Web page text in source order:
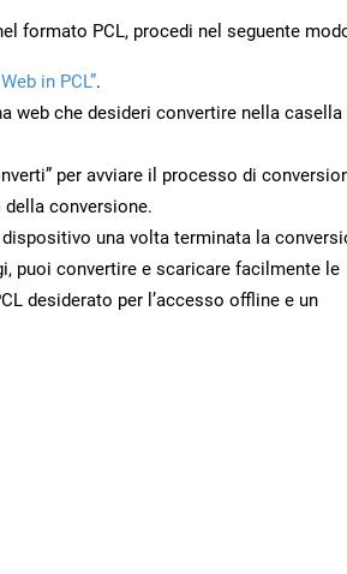
formato PCL, procedi nel seguente
in PCL”.
web che desideri convertire nella casella
per avviare il processo di
conversione.
una volta terminata la
puoi convertire e scaricare facilmente le
desiderato per l’accesso offline e un